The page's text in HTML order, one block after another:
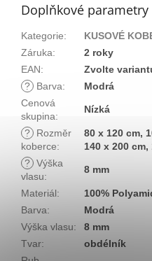
Doplňkové parametry
Kategorie:
KUSOVÉ
Záruka:
2 roky
EAN:
Zvolte
?
Barva:
Modrá
Cenová
skupina:
Nízká
?
Rozměr
koberce:
80 x 120 cm,
140 x 200 cm,
? Výška
vlasu:
8 mm
Materiál:
100%
Barva:
Modrá
Výška vlasu:
8 mm
Tvar:
obdélník